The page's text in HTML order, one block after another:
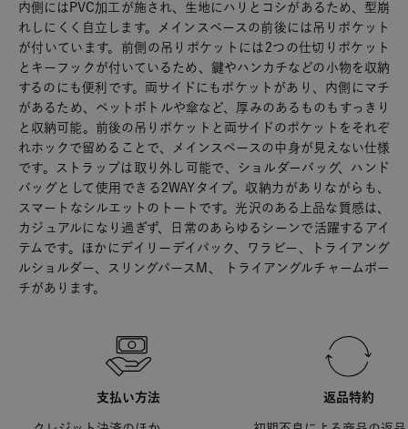
内側にはPVC加工が施され、生地にハリとコシがあるため、型崩
れしにくく自立します。メインスペースの前後には吊りポケット
が付いています。前側の吊りポケットには2つの仕切りポケット
とキーフックが付いているため、鍵やハンカチなどの小物を収納
するのにも便利です。両サイドにもポケットがあり、内側にマチ
があるため、ペットボトルや傘など、厚みのあるものもすっきり
と収納可能。前後の吊りポケットと両サイドのポケットをそれぞ
れホックで留めることで、メインスペースの中身が見えない仕様
です。ストラップは取り外し可能で、ショルダーバッグ、ハンド
バッグとして使用できる2WAYタイプ。収納力がありながらも、
スマートなシルエットのトートです。光沢のある上品な質感は、
カジュアルになり過ぎず、日常のあらゆるシーンで活躍するアイ
テムです。ほかにデイリーデイパック、ワラビー、トライアング
ルショルダー、スリングパースM、 トライアングルチャームポー
チがあります。
支払い方法 返品特約